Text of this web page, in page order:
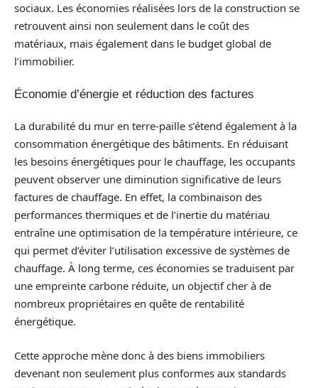
sociaux. Les économies réalisées lors de la construction se
retrouvent ainsi non seulement dans le coût des
matériaux, mais également dans le budget global de
l’immobilier.
Économie d’énergie et réduction des factures
La durabilité du mur en terre-paille s’étend également à la
consommation énergétique des bâtiments. En réduisant
les besoins énergétiques pour le chauffage, les occupants
peuvent observer une diminution significative de leurs
factures de chauffage. En effet, la combinaison des
performances thermiques et de l’inertie du matériau
entraîne une optimisation de la température intérieure, ce
qui permet d’éviter l’utilisation excessive de systèmes de
chauffage. À long terme, ces économies se traduisent par
une empreinte carbone réduite, un objectif cher à de
nombreux propriétaires en quête de rentabilité
énergétique.
Cette approche mène donc à des biens immobiliers
devenant non seulement plus conformes aux standards